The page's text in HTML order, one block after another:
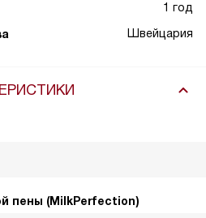
1 год
Швейцария
пены (MilkPerfection)